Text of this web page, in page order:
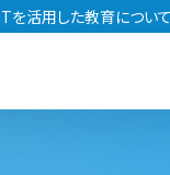
活用した教育につい